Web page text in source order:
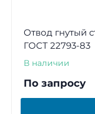
Отвод гнутый
ГОСТ 22793-83
В наличии
По запросу